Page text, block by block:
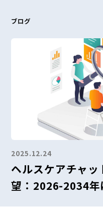
ブログ
2025.12.24
ヘルスケアチャ
望：2026-2034年